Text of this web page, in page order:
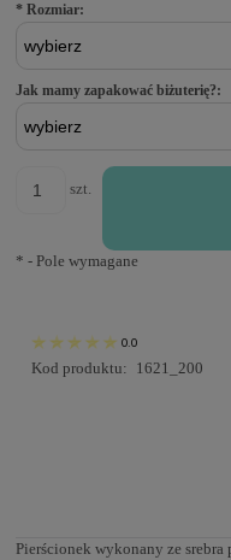
* Rozmiar:
Jak mamy zapakować biżuterię?:
szt.
* - Pole wymagane
0.0
Kod produktu: 1621_200
Pierścionek wykonany ze